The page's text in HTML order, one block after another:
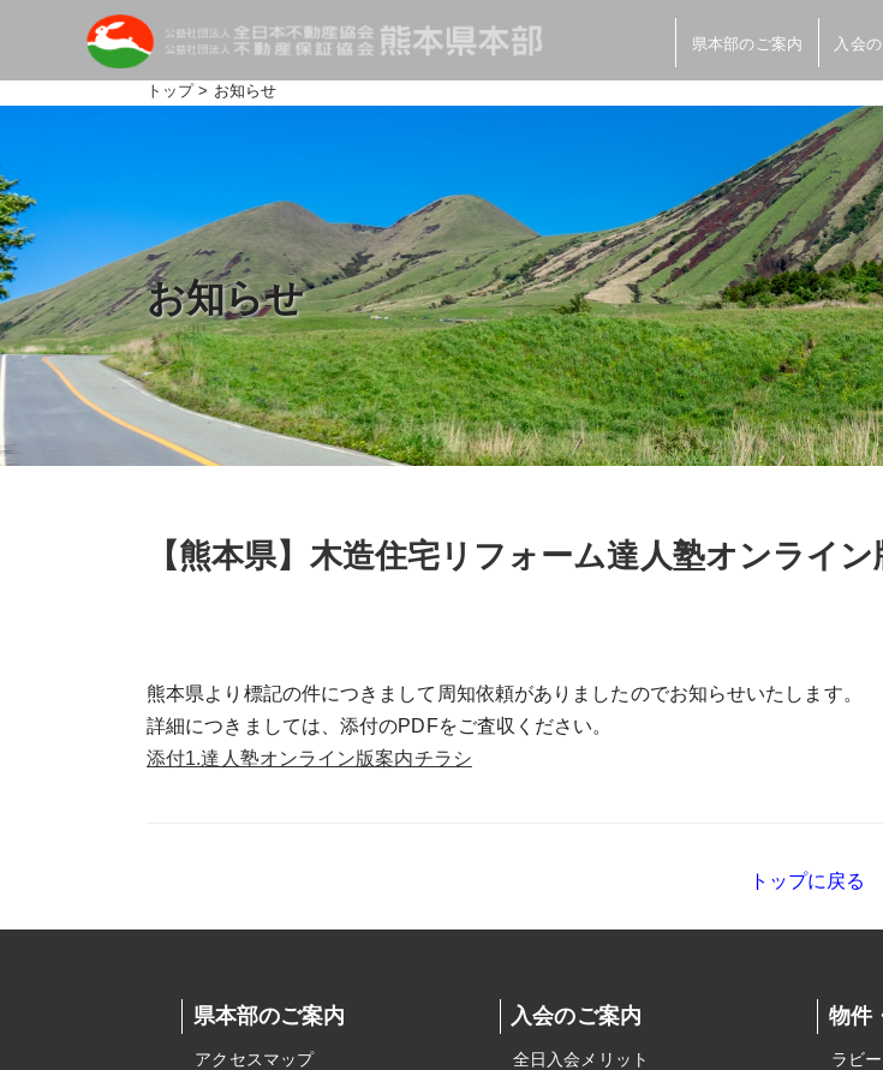
県本部のご案内 入会
トップ> お知らせ
お知らせ
【熊本県】木造住宅リフォーム達人塾オンライ
熊本県より標記の件につきまして周知依頼がありましたのでお知らせいたします。
詳細につきましては、添付のPDFをご査収ください。
添付1.達人塾オンライン版案内チラシ
トップに戻る
県本部のご案内
アクセスマップ
入会のご案内
全日入会メリット
物件
ラビ